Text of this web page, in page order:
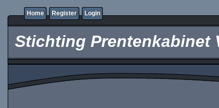
Home Register Login
Stichting Prentenkabinet